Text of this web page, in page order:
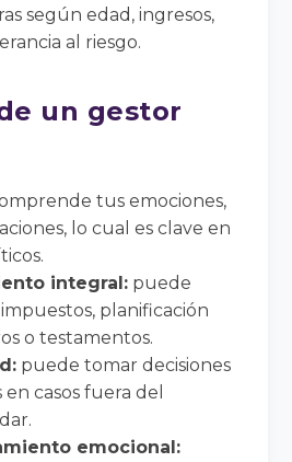
según edad, ingresos,
al riesgo.
un gestor
tus emociones,
lo cual es clave en
integral: puede
planificación
o testamentos.
puede tomar decisiones
casos fuera del
emocional: